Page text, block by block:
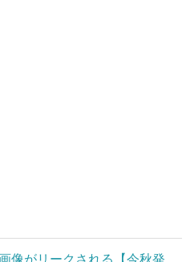
像がリークされる【今秋発